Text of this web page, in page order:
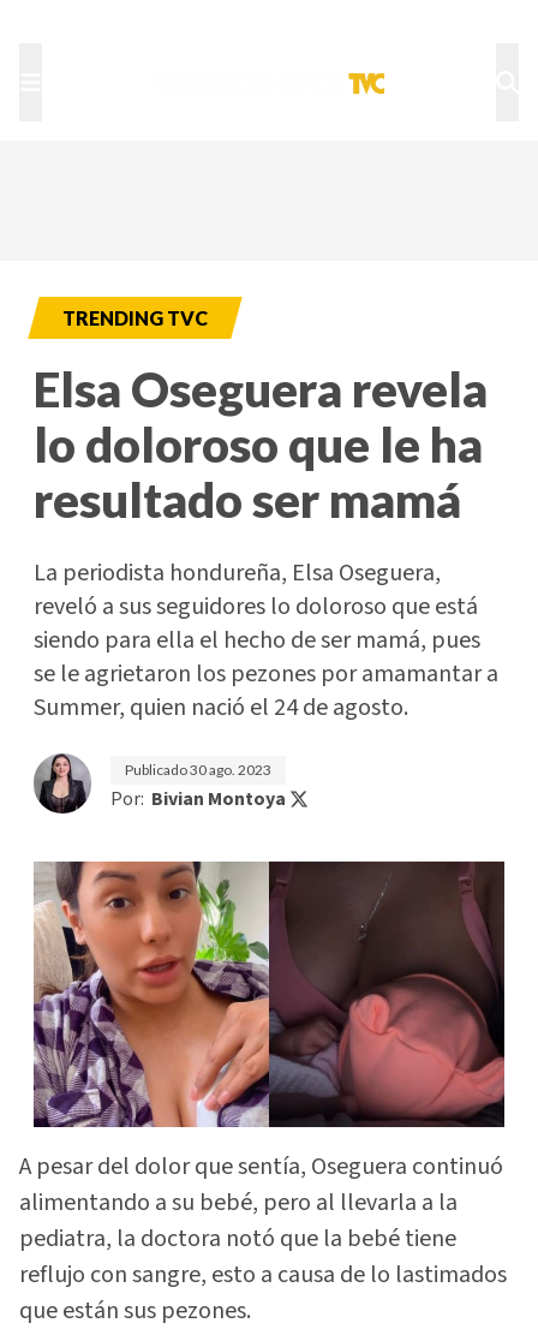
TRENDING TVC
Elsa Oseguera revela
lo doloroso que le ha
resultado ser mamá
La periodista hondureña, Elsa Oseguera,
reveló a sus seguidores lo doloroso que está
siendo para ella el hecho de ser mamá, pues
se le agrietaron los pezones por amamantar a
Summer, quien nació el 24 de agosto.
Publicado30 ago. 2023
Por: Bivian Montoya
A pesar del dolor que sentía, Oseguera continuó
alimentando a su bebé, pero al llevarla a la
pediatra, la doctora notó que la bebé tiene
reflujo con sangre, esto a causa de lo lastimados
que están sus pezones.